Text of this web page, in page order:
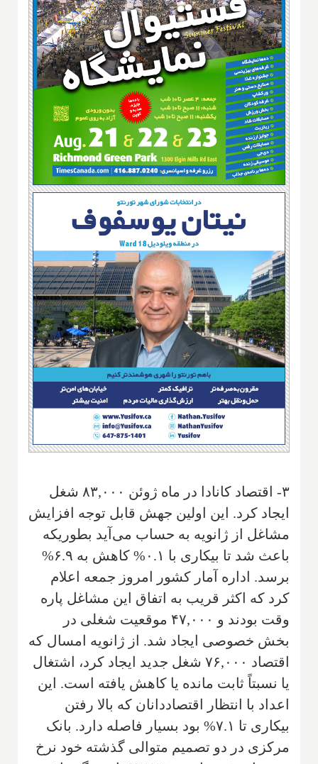
۳- اقتصاد کانادا در ماه ژوئن ۸۳,۰۰۰ شغل
ایجاد کرد. این اولین جهش قابل توجه افزایش
مشاغل از ژانویه به حساب می‌آید بطوریکه
باعث شد تا بیکاری با ۰.۱% کاهش به ۶.۹%
برسد. اداره آمار کشور امروز جمعه اعلام
کرد که اکثر قریب به اتفاق این مشاغل پاره
وقت بودند و ۴۷,۰۰۰ موقعیت شغلی در
بخش خصوصی ایجاد شد. از ژانویه امسال که
اقتصاد ۷۶,۰۰۰ شغل جدید ایجاد کرد، اشتغال
یا نسبتاً ثابت مانده یا کاهش یافته است. این
اعداد با انتظار اقتصاددانان که بالا رفتن
بیکاری تا ۷.۱% بود بسیار فاصله دارد. بانک
مرکزی در دو تصمیم متوالی گذشته خود نرخ